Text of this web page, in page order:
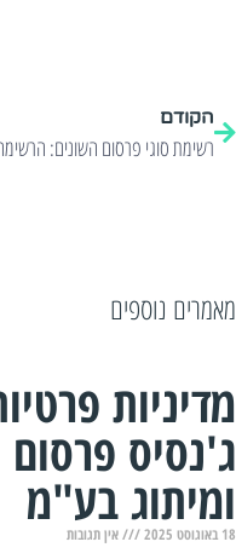
הקודם
רשימת סוגי פרסום השונים:
מאמרים נוספים
מדיניות
ג'נסיס פרסום
ומיתוג בע"מ
18 באוגוסט 2025 אין תגובות